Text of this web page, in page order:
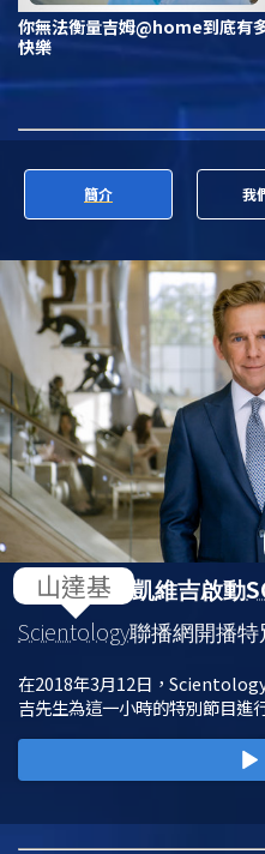
你無法衡量吉姆@home到底有
快樂
簡介 我
大衛．密斯凱維吉啟動
Scientology聯播網開播特
在2018年3月12日，
吉先生為這一小時的特別節目進